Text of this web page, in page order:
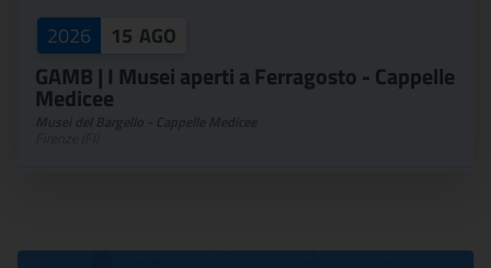
2026 15 AGO
GAMB | I Musei aperti a Ferragosto - Cappelle
Medicee